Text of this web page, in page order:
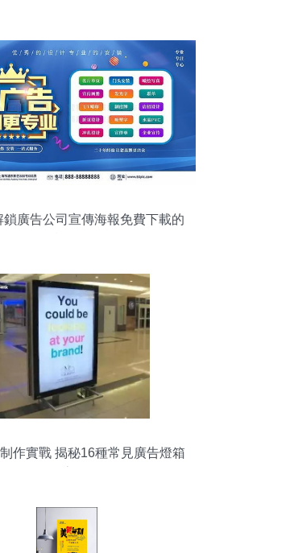
鎖廣告公司宣傳海報免費下載的
作實戰 揭秘16種常見廣告燈箱